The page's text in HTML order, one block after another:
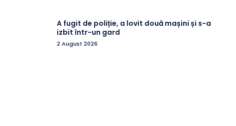
A fugit de poliție, a lovit două mașini și s-a
izbit într-un gard
2 August 2026